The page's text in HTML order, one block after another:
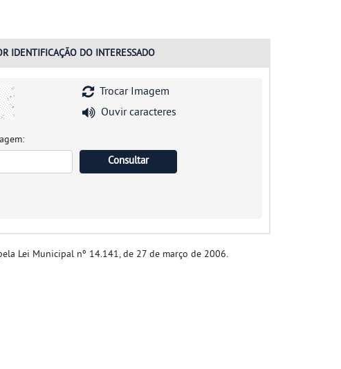
IDENTIFICAÇÃO DO INTERESSADO
Trocar Imagem
Ouvir caracteres
Lei Municipal nº 14.141, de 27 de março de 2006.